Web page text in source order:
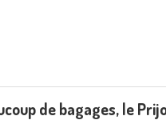
de bagages, le